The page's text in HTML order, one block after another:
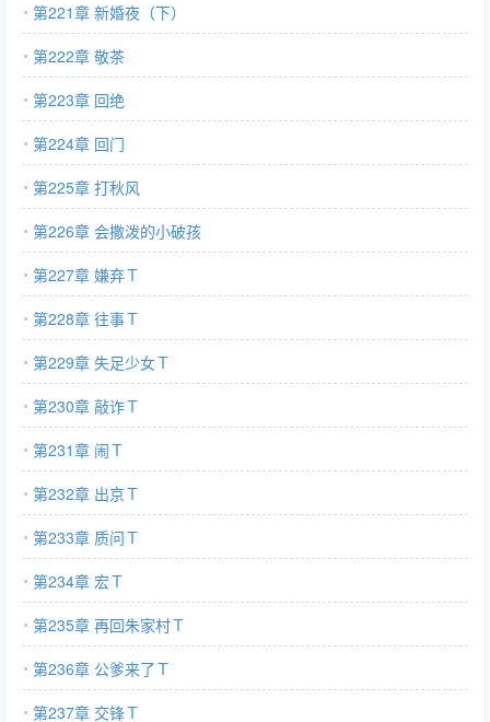
第221章 新婚夜（下）
第222章 敬茶
第223章 回绝
第224章 回门
第225章 打秋风
第226章 会撒泼的小破孩
第227章 嫌弃Ｔ
第228章 往事Ｔ
第229章 失足少女Ｔ
第230章 敲诈Ｔ
第231章 闹Ｔ
第232章 出京Ｔ
第233章 质问Ｔ
第234章 宏Ｔ
第235章 再回朱家村Ｔ
第236章 公爹来了Ｔ
第237章 交锋Ｔ